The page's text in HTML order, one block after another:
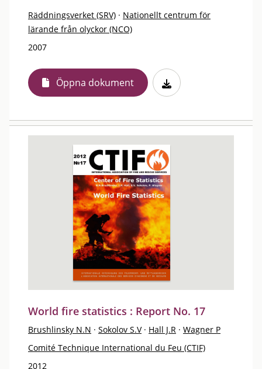
Räddningsverket (SRV) · Nationellt centrum för
lärande från olyckor (NCO)
2007
Öppna dokument
World fire statistics : Report No. 17
Brushlinsky N.N · Sokolov S.V · Hall J.R · Wagner P
Comité Technique International du Feu (CTIF)
2012